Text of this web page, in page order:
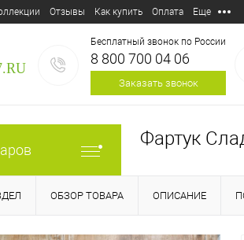
Отзывы Как купить Оплата Еще
Бесплатный звонок по России
8 800 700 04 06
Заказать звонок
Фартук
ОБЗОР ТОВАРА ОПИСАНИЕ